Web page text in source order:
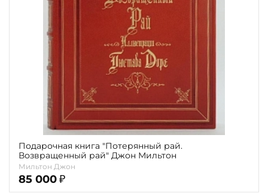
Переплёт
Подарочная книга "Потерянный рай.
Возвращенный рай" Джон Мильтон
Мильтон Джон
85 000 ₽